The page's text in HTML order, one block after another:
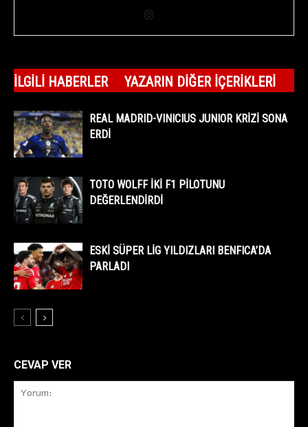
İLGILI HABERLER YAZARIN DIĞER İÇERIKLERI
REAL MADRID-VINICIUS JUNIOR KRİZİ SONA
ERDİ
TOTO WOLFF İKİ F1 PİLOTUNU
DEĞERLENDİRDİ
ESKİ SÜPER LİG YILDIZLARI BENFICA’DA
PARLADI
CEVAP VER